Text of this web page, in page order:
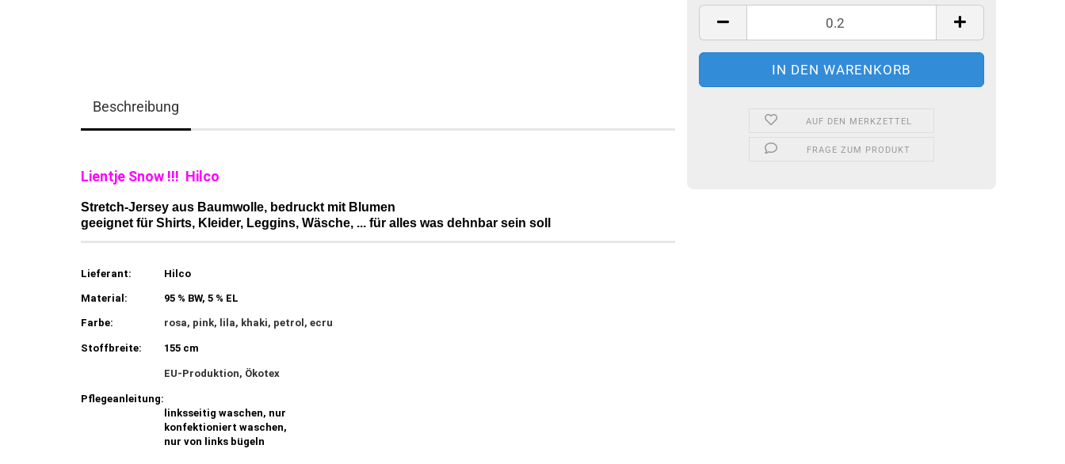
Meter
AUF DEN MERKZETTEL
FRAGE ZUM PRODUKT
Beschreibung
Lientje Snow !!! Hilco
Stretch-Jersey aus Baumwolle, bedruckt mit Blumen
geeignet für Shirts, Kleider, Leggins, Wäsche, ... für alles was dehnbar sein soll
Lieferant: Hilco
Material: 95 % BW, 5 % EL
Farbe: rosa, pink, lila, khaki, petrol, ecru
Stoffbreite: 155 cm
EU-Produktion, Ökotex
Pflegeanleitung:
linksseitig waschen, nur
konfektioniert waschen,
nur von links bügeln